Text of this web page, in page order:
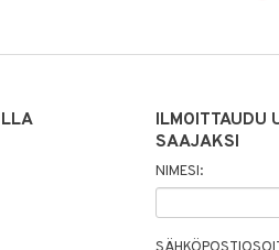
ILMOITTAUDU
SAAJAKSI
NIMESI: